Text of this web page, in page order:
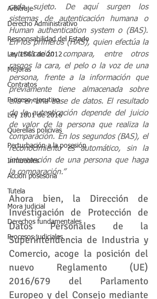
Arbitraje
Derecho Administrativo
Responsabilidad del Estado
Ley 1563 de 2012
Mejoras
Contratos
Proceso ejecutivo
Ley 1801 de 2016
Querellas policivas
Perturbación a la posesión
Inmuebles
Acción posesoria
Tutela
Mora judicial
Derechos fundamentales
Procesos judiciales
cada sujeto. De aquí surgen los
sistemas de autenticación humana o
Human authentication system o (BAS).
En los primeros (HAS), quien efectúa la
autenticación compara, entre otros
rasgos la cara, el pelo o la voz de una
persona, frente a la información que
previamente tiene almacenada sobre
ella en una base de datos. El resultado
de la autenticación depende del juicio
de valor de la persona que realiza la
comparación. En los segundos (BAS), el
reconocimiento es automático, sin la
intervención de una persona que haga
la comparación.”
Ahora bien, la Dirección de
Investigación de Protección de
Datos Personales de la
Superintendencia de Industria y
Comercio, acoge la posición del
nuevo Reglamento (UE)
2016/679 del Parlamento
Europeo y del Consejo mediante